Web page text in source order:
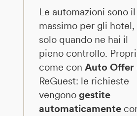
Le automazioni sono il
massimo per gli hotel,
solo quando ne hai il
pieno controllo.
come con Auto Offer
ReGuest: le richieste
vengono gestite
automaticamente